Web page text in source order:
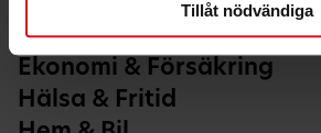
Tillåt nödvändiga
Ekonomi & Försäkring
Hälsa & Fritid